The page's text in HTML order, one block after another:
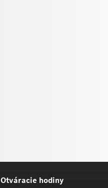
Otváracie hodiny